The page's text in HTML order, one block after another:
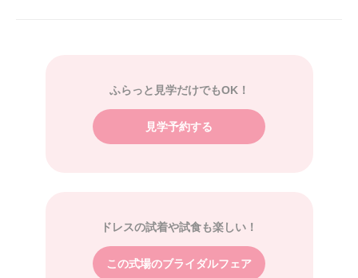
ふらっと見学だけでもOK！
見学予約する
ドレスの試着や試食も楽しい！
この式場のブライダルフェア